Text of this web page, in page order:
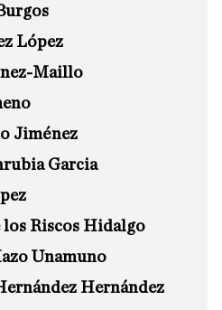
López
Maillo
Jiménez
Garcia
los Riscos Hidalgo
Unamuno
Hernández